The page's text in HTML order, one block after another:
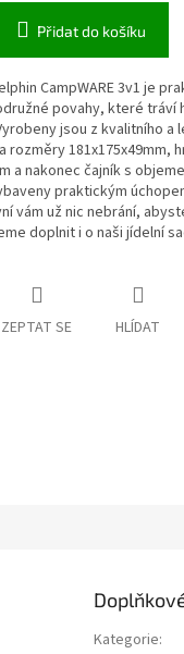
Přidat do košíku
CampWARE 3v1 je
povahy, které tráví
jsou z kvalitního
rozměry 181x175x49mm,
a nakonec čajník s
praktickým
vám už nic nebrání,
doplnit i o naši jídelní
ZEPTAT SE HLÍDAT
Kategorie: